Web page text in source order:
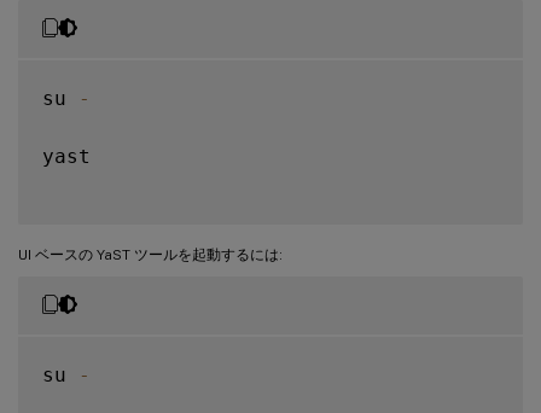
su -
yast
UI ベースの YaST ツールを起動するには:
su -
自動構成
ステップ 10: Linux VDA の実行
ステップ 11: マシンカタログの作成